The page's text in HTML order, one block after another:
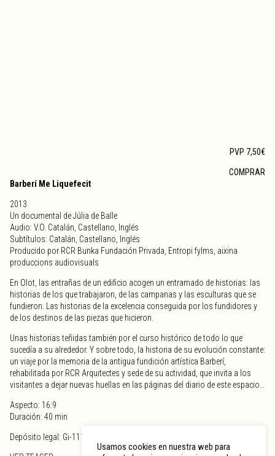
PVP 7,50€
COMPRAR
Barberí Me Liquefecit
2013
Un documental de Júlia de Balle
Audio: V.O. Catalán, Castellano, Inglés
Subtítulos: Catalán, Castellano, Inglés
Producido por RCR Bunka Fundación Privada, Entropi fylms, aixina
produccions audiovisuals
En Olot, las entrañas de un edificio acogen un entramado de historias: las
historias de los que trabajaron, de las campanas y las esculturas que se
fundieron. Las historias de la excelencia conseguida por los fundidores y
de los destinos de las piezas que hicieron.
Unas historias teñidas también por el curso histórico de todo lo que
sucedía a su alrededor. Y sobre todo, la historia de su evolución constante:
un viaje por la memoria de la antigua fundición artística Barberí,
rehabilitada por RCR Arquitectes y sede de su actividad, que invita a los
visitantes a dejar nuevas huellas en las páginas del diario de este espacio…
Aspecto: 16:9
Duración: 40 min
Depósito legal: Gi-1119-2013
Usamos cookies en nuestra web para